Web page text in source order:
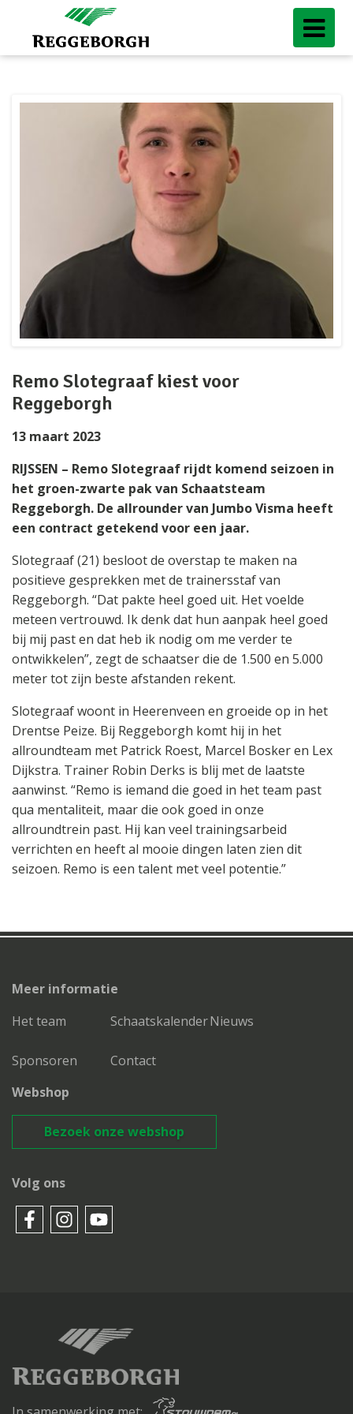
Remo Slotegraaf kiest voor
Reggeborgh
13 maart 2023
RIJSSEN – Remo Slotegraaf rijdt komend seizoen in
het groen-zwarte pak van Schaatsteam
Reggeborgh. De allrounder van Jumbo Visma heeft
een contract getekend voor een jaar.
Slotegraaf (21) besloot de overstap te maken na
positieve gesprekken met de trainersstaf van
Reggeborgh. “Dat pakte heel goed uit. Het voelde
meteen vertrouwd. Ik denk dat hun aanpak heel goed
bij mij past en dat heb ik nodig om me verder te
ontwikkelen”, zegt de schaatser die de 1.500 en 5.000
meter tot zijn beste afstanden rekent.
Slotegraaf woont in Heerenveen en groeide op in het
Drentse Peize. Bij Reggeborgh komt hij in het
allroundteam met Patrick Roest, Marcel Bosker en Lex
Dijkstra. Trainer Robin Derks is blij met de laatste
aanwinst. “Remo is iemand die goed in het team past
qua mentaliteit, maar die ook goed in onze
allroundtrein past. Hij kan veel trainingsarbeid
verrichten en heeft al mooie dingen laten zien dit
seizoen. Remo is een talent met veel potentie.”
Meer informatie
Het team
SchaatskalenderNieuws
Sponsoren
Contact
Webshop
Bezoek onze webshop
Volg ons